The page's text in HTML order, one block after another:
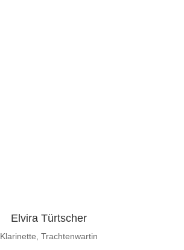
Elvira Türtscher
Klarinette, Trachtenwartin